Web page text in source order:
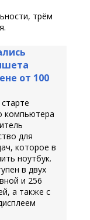
трём
от 100
компьютера
для
которое в
ноутбук.
в двух
и 256
а также с